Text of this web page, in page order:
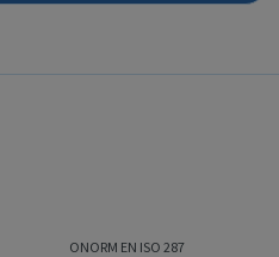
ONORM EN ISO 287